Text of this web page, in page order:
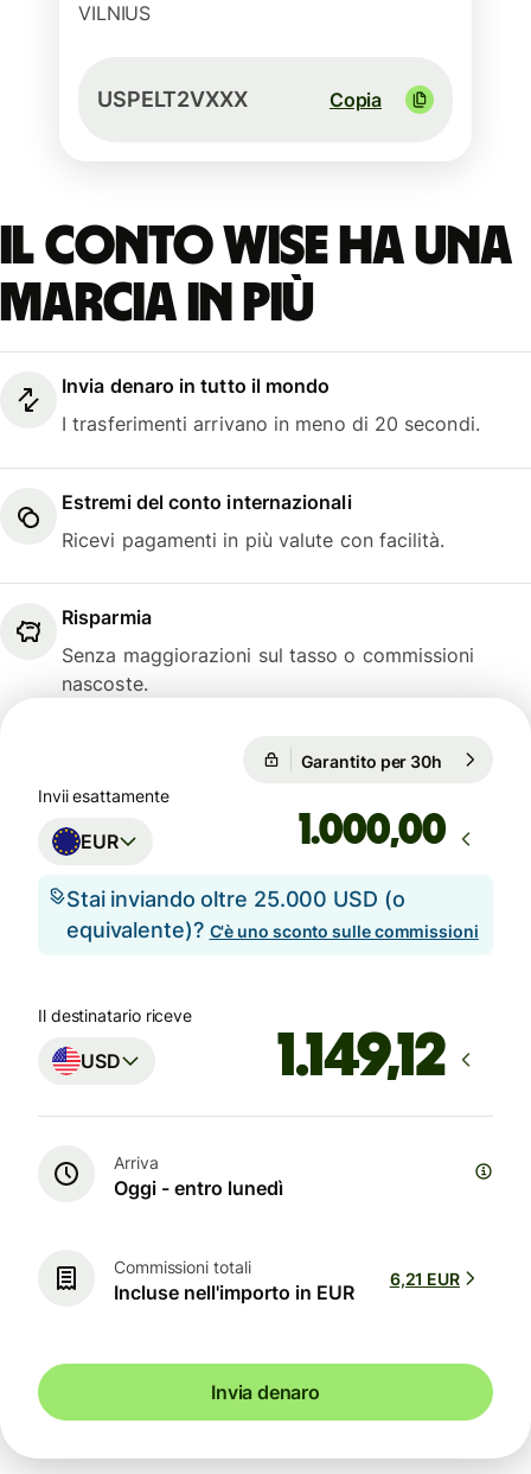
VILNIUS
USPELT2VXXX Copia
Il conto Wise ha una
marcia in più
Invia denaro in tutto il mondo
I trasferimenti arrivano in meno di 20 secondi.
Estremi del conto internazionali
Ricevi pagamenti in più valute con facilità.
Risparmia
Senza maggiorazioni sul tasso o commissioni
nascoste.
Garantito per 30h
Invii esattamente
EUR ,00
Stai inviando oltre 25.000 USD (o
equivalente)? C'è uno sconto sulle commissioni
Il destinatario riceve
USD
Arriva
Oggi - entro lunedì
Commissioni totali
Incluse nell'importo in EUR
6,21 EUR
Invia denaro